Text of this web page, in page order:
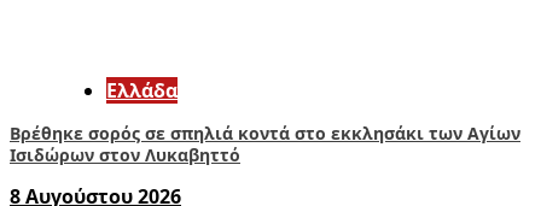
Ελλάδα
Βρέθηκε σορός σε σπηλιά κοντά στο εκκλησάκι των Αγίων
Ισιδώρων στον Λυκαβηττό
8 Αυγούστου 2026